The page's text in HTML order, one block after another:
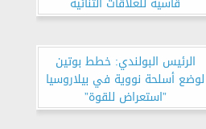
الرئيس البولندي: خطط بوتين
لوضع أسلحة نووية في بيلاروسيا
”استعراض للقوة”